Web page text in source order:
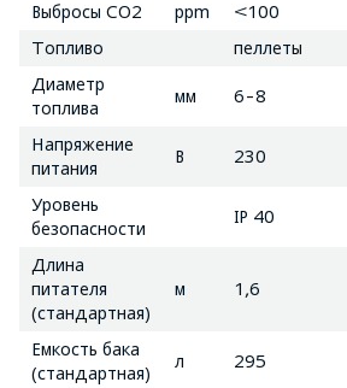
Выбросы CO2 ppm <100
Топливо
пеллеты
Диаметр
топлива
мм 6-8
Напряжение
питания
В 230
Уровень
безопасности
IP 40
Длина
питателя
(стандартная)
м 1,6
Емкость бака
(стандартная)
л 295